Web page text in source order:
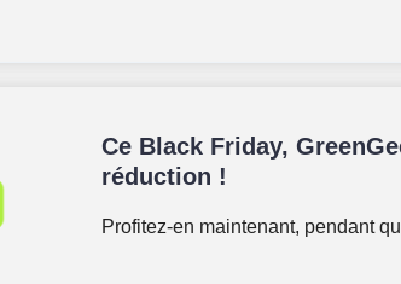
Ce Black Friday,
réduction !
Profitez-en maintenant, pendant